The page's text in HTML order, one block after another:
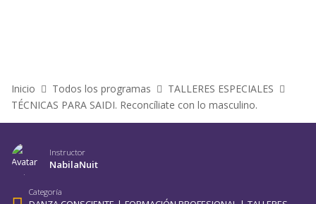
Inicio Todos los programas
TALLERES ESPECIALES
TÉCNICAS PARA SAIDI. Reconcíliate con lo masculino.
Instructor
NabilaNuit
Categoría